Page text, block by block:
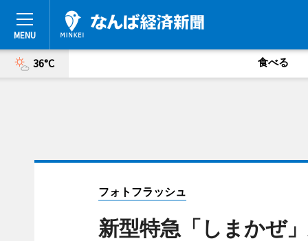
36°C 食べる
フォトフラッシュ
新型特急「しまかぜ